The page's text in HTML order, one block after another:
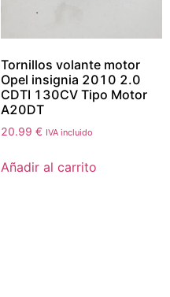
Tornillos volante motor
Opel insignia 2010 2.0
CDTI 130CV Tipo Motor
A20DT
20.99 € IVA incluido
Añadir al carrito